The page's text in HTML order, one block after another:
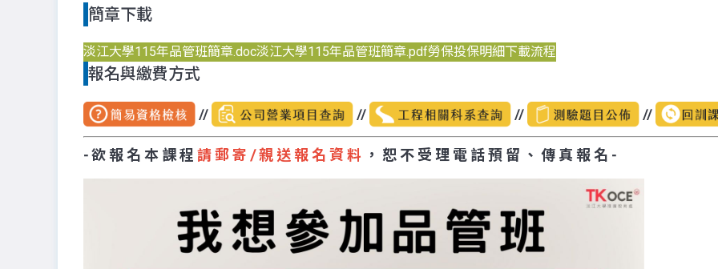
簡章下載
淡江大學115年品管班簡章.doc淡江大學115年品管班簡章.pdf勞保投保明細下載流程
報名與繳費方式
// // // //
- 欲 報 名 本 課 程 請 郵 寄 / 親 送 報 名 資 料 ， 恕 不 受 理 電 話 預 留 、 傳 真 報 名 -